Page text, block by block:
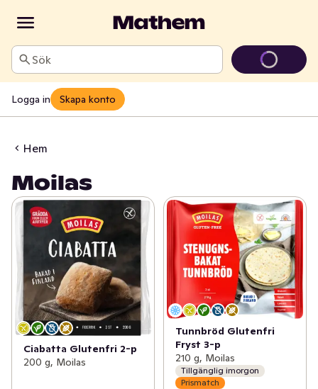
Sök
Logga in Skapa konto
Hem
Moilas
Ciabatta Glutenfri 2-p
200 g, Moilas
Tunnbröd Glutenfri
Fryst 3-p
210 g, Moilas
Tillgänglig imorgon
Prismatch